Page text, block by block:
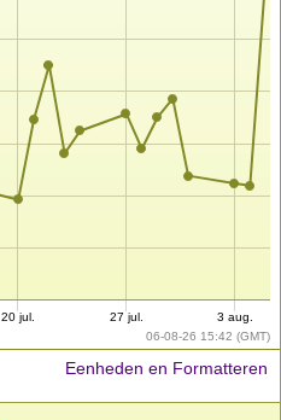
06-08-26 15:42 (GMT)
20 jul. 27 jul. 3 aug.
Eenheden en Formatteren